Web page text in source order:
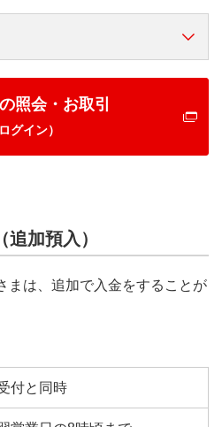
照会・お取引
ログイン）
加預入）
まは、追加で入金をすることが
付と同時